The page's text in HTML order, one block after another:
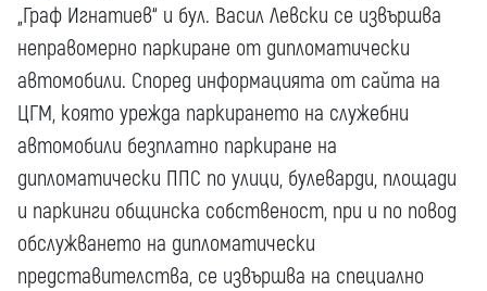
„Граф Игнатиев“ и бул. Васил Левски се извършва
неправомерно паркиране от дипломатически
автомобили. Според информацията от сайта на
ЦГМ, която урежда паркирането на служебни
автомобили безплатно паркиране на
дипломатически ППС по улици, булеварди, площади
и паркинги общинска собственост, при и по повод
обслужването на дипломатически
представителства, се извършва на специално